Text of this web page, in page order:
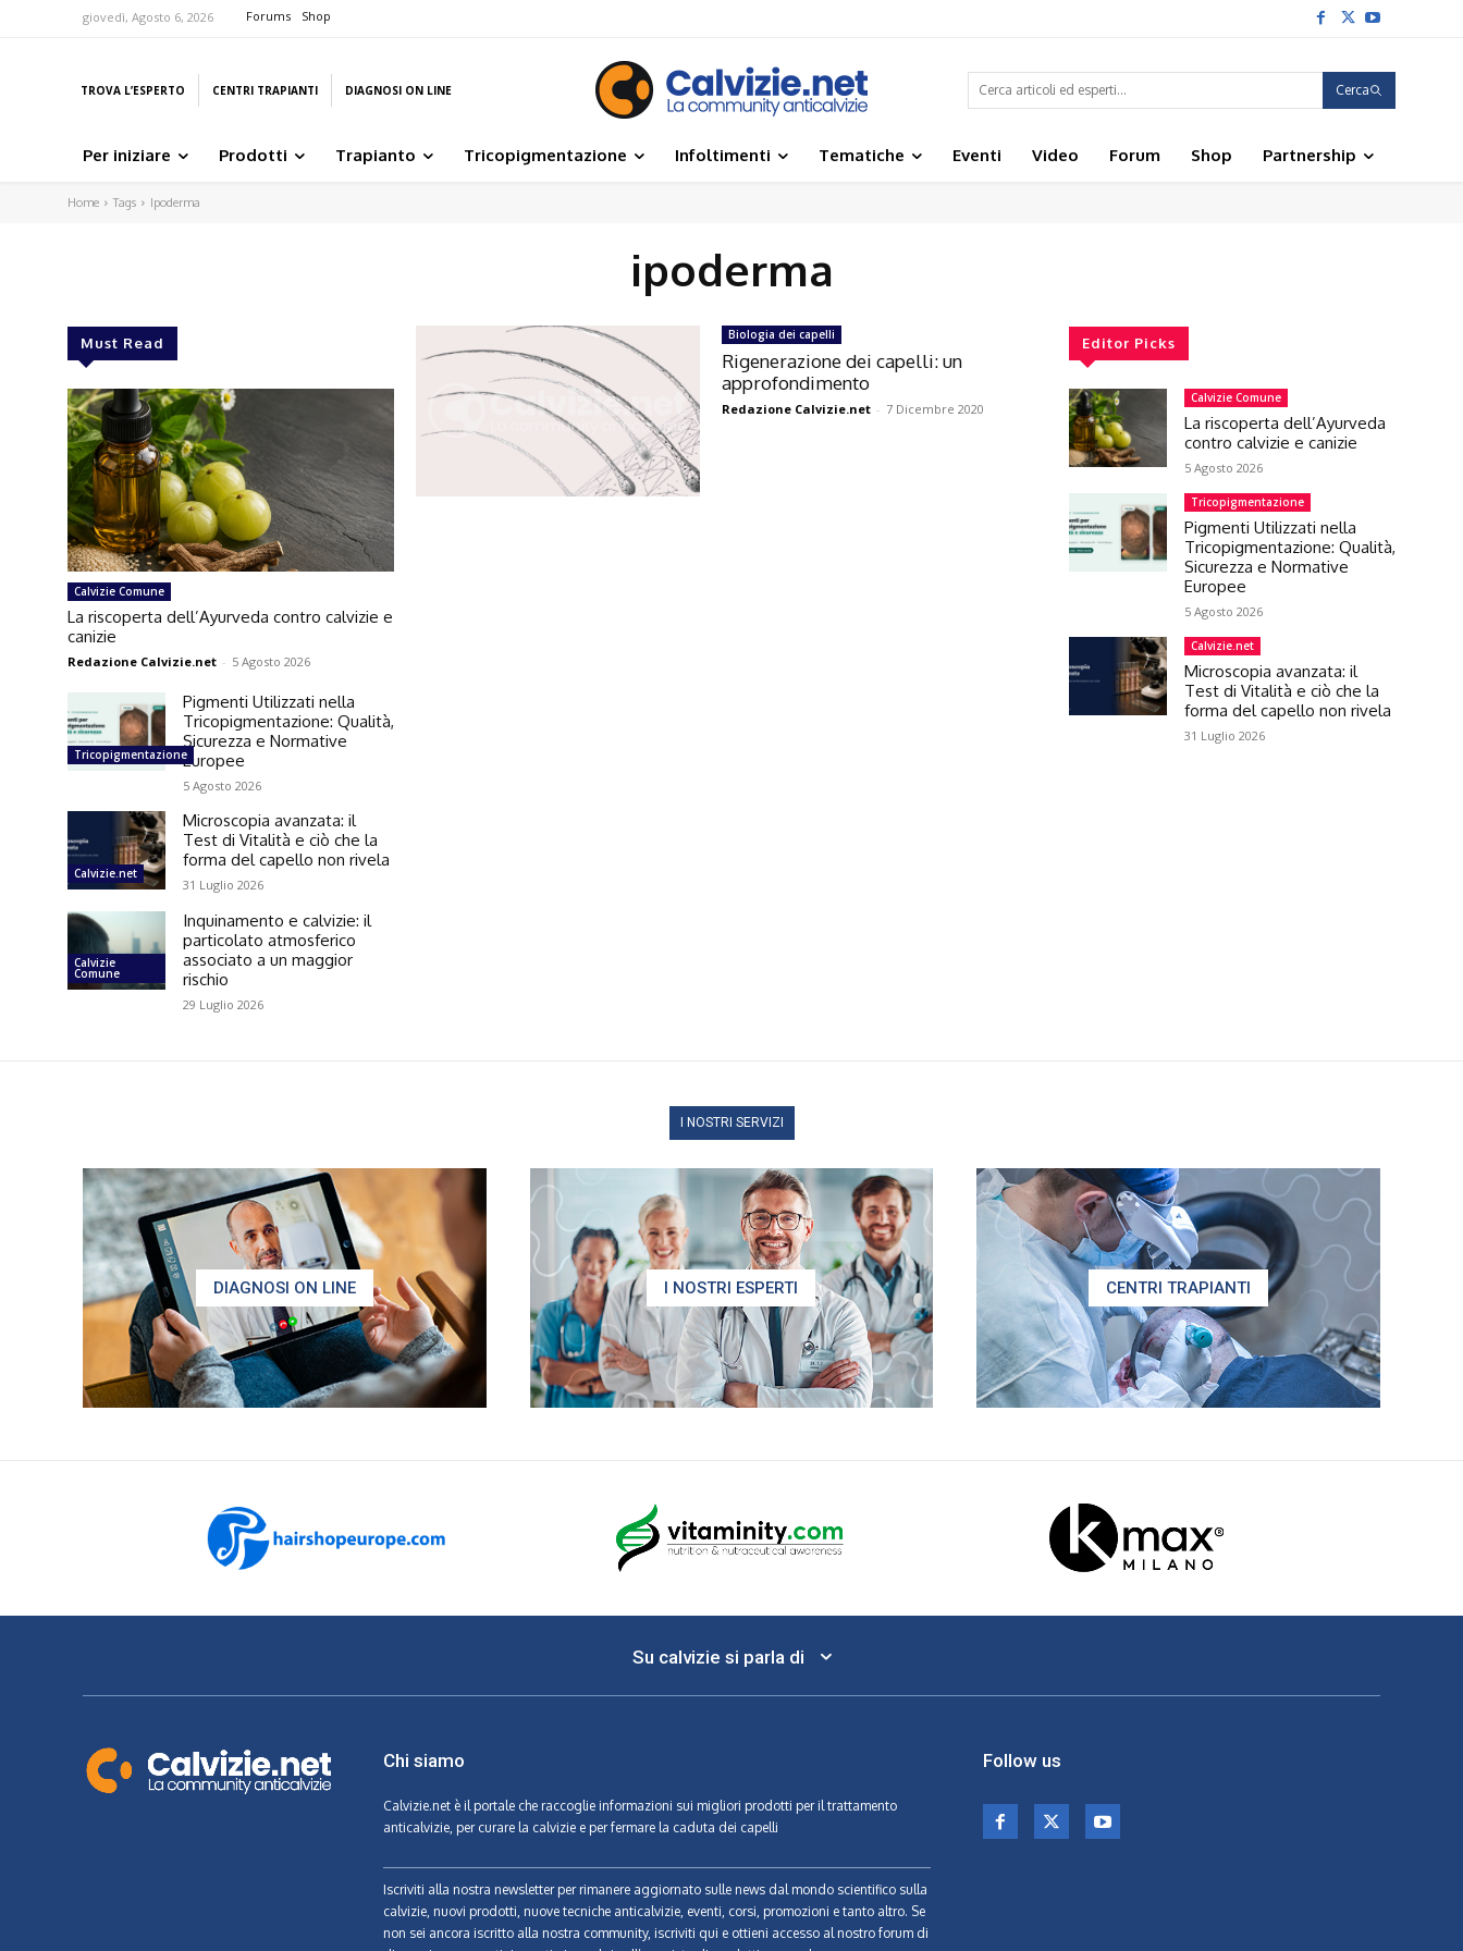
giovedì, Agosto 6, 2026 Forums Shop
TROVA L’ESPERTO CENTRI TRAPIANTI DIAGNOSI ON LINE Cerca
Per iniziare Prodotti Trapianto Tricopigmentazione Infoltimenti Tematiche Eventi Video Forum Shop Partnership
Home Tags Ipoderma
ipoderma
Must Read
Calvizie Comune
La riscoperta dell’Ayurveda contro calvizie e
canizie
Redazione Calvizie.net - 5 Agosto 2026
Tricopigmentazione
Pigmenti Utilizzati nella
Tricopigmentazione: Qualità,
Sicurezza e Normative
Europee
5 Agosto 2026
Calvizie.net
Microscopia avanzata: il
Test di Vitalità e ciò che la
forma del capello non rivela
31 Luglio 2026
Calvizie
Comune
Inquinamento e calvizie: il
particolato atmosferico
associato a un maggior
rischio
29 Luglio 2026
Biologia dei capelli
Rigenerazione dei capelli: un
approfondimento
Redazione Calvizie.net - 7 Dicembre 2020
Editor Picks
Calvizie Comune
La riscoperta dell’Ayurveda
contro calvizie e canizie
5 Agosto 2026
Tricopigmentazione
Pigmenti Utilizzati nella
Tricopigmentazione: Qualità,
Sicurezza e Normative
Europee
5 Agosto 2026
Calvizie.net
Microscopia avanzata: il
Test di Vitalità e ciò che la
forma del capello non rivela
31 Luglio 2026
I NOSTRI SERVIZI
DIAGNOSI ON LINE I NOSTRI ESPERTI CENTRI TRAPIANTI
Su calvizie si parla di
Chi siamo
Calvizie.netè il portale che raccoglie informazioni sui migliori prodotti per il trattamento
anticalvizie, per curare la calvizie e per fermare la caduta dei capelli
Iscriviti alla nostra newsletter per rimanere aggiornato sulle news dal mondo scientifico sulla
calvizie, nuovi prodotti, nuove tecniche anticalvizie, eventi, corsi, promozioni e tanto altro. Se
non sei ancora iscritto alla nostra community, iscriviti qui e ottieni accesso al nostro forum di
Follow us